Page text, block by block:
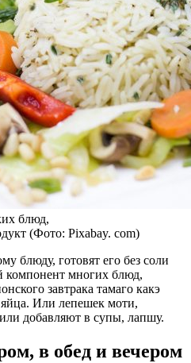
блюд,
(Фото: Pixabay. com)
блюду, готовят его без соли
компонент многих блюд,
завтрака тамаго какэ
Или лепешек моти,
добавляют в супы, лапшу.
в обед и вечером